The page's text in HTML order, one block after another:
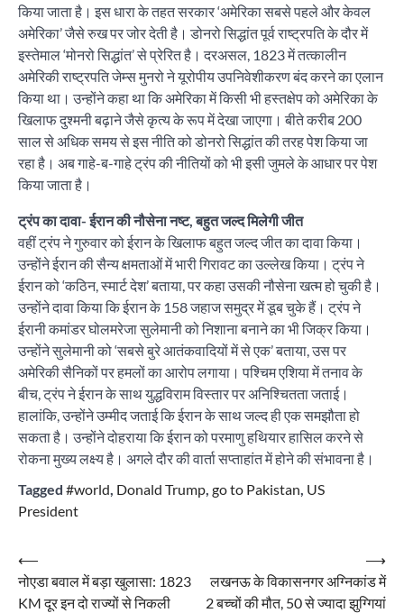
किया जाता है। इस धारा के तहत सरकार ‘अमेरिका सबसे पहले और केवल
अमेरिका’ जैसे रुख पर जोर देती है। डोनरो सिद्धांत पूर्व राष्ट्रपति के दौर में
इस्तेमाल ‘मोनरो सिद्धांत’ से प्रेरित है। दरअसल, 1823 में तत्कालीन
अमेरिकी राष्ट्रपति जेम्स मुनरो ने यूरोपीय उपनिवेशीकरण बंद करने का एलान
किया था। उन्होंने कहा था कि अमेरिका में किसी भी हस्तक्षेप को अमेरिका के
खिलाफ दुश्मनी बढ़ाने जैसे कृत्य के रूप में देखा जाएगा। बीते करीब 200
साल से अधिक समय से इस नीति को डोनरो सिद्धांत की तरह पेश किया जा
रहा है। अब गाहे-ब-गाहे ट्रंप की नीतियों को भी इसी जुमले के आधार पर पेश
किया जाता है।
ट्रंप का दावा- ईरान की नौसेना नष्ट, बहुत जल्द मिलेगी जीत
वहीं ट्रंप ने गुरुवार को ईरान के खिलाफ बहुत जल्द जीत का दावा किया।
उन्होंने ईरान की सैन्य क्षमताओं में भारी गिरावट का उल्लेख किया। ट्रंप ने
ईरान को ‘कठिन, स्मार्ट देश’ बताया, पर कहा उसकी नौसेना खत्म हो चुकी है।
उन्होंने दावा किया कि ईरान के 158 जहाज समुद्र में डूब चुके हैं। ट्रंप ने
ईरानी कमांडर घोलमरेजा सुलेमानी को निशाना बनाने का भी जिक्र किया।
उन्होंने सुलेमानी को ‘सबसे बुरे आतंकवादियों में से एक’ बताया, उस पर
अमेरिकी सैनिकों पर हमलों का आरोप लगाया। पश्चिम एशिया में तनाव के
बीच, ट्रंप ने ईरान के साथ युद्धविराम विस्तार पर अनिश्चितता जताई।
हालांकि, उन्होंने उम्मीद जताई कि ईरान के साथ जल्द ही एक समझौता हो
सकता है। उन्होंने दोहराया कि ईरान को परमाणु हथियार हासिल करने से
रोकना मुख्य लक्ष्य है। अगले दौर की वार्ता सप्ताहांत में होने की संभावना है।
Tagged #world, Donald Trump, go to Pakistan, US
President
Post
navigation
⟵
नोएडा बवाल में बड़ा खुलासा: 1823
KM दूर इन दो राज्यों से निकली
लखनऊ के विकासनगर अग्निकांड में
2 बच्चों की मौत, 50 से ज्यादा झुग्गियां
⟶